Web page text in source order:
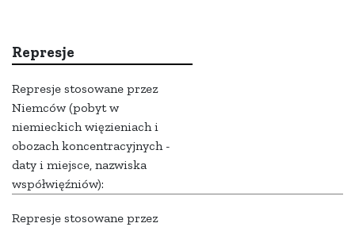
Represje
Represje stosowane przez
Niemców (pobyt w
niemieckich więzieniach i
obozach koncentracyjnych -
daty i miejsce, nazwiska
współwięźniów):
Represje stosowane przez